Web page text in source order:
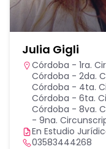
Julia Gigli
Córdoba - 1ra.
Córdoba - 2da.
Córdoba - 4ta.
Córdoba - 6ta.
Córdoba - 8va.
- 9na.
En Estudio
03583444268